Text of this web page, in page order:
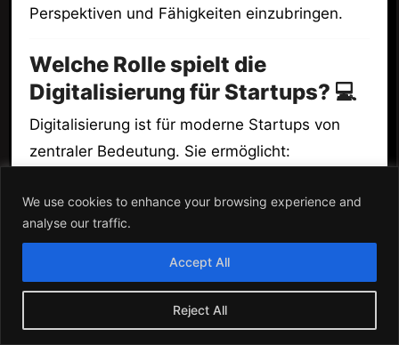
We use cookies to enhance your browsing experience and
analyse our traffic.
Reject All
Accept All
Perspektiven und Fähigkeiten einzubringen.
Welche Rolle spielt die
Digitalisierung für Startups? 💻
Digitalisierung ist für moderne Startups von
zentraler Bedeutung. Sie ermöglicht:
Prozesse.
Erweiterung der Reichweite durch Online-
Zugriff auf Datenanalyse, um fundierte
Entscheidungen zu treffen.